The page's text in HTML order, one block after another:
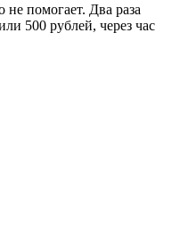
помогает. Два раза
500 рублей, через час